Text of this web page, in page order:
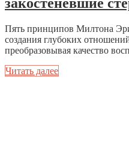
закостеневшие
Пять принципов Милтона
создания глубоких
преобразовывая качество
Читать далее